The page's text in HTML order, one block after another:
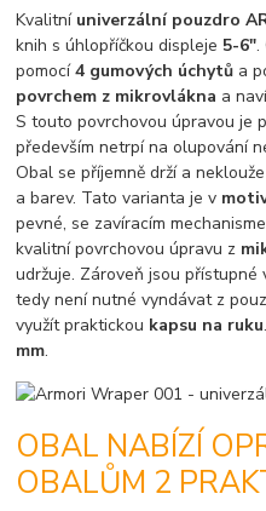
Kvalitní univerzální pouzdro
knih s úhlopříčkou displeje 5-6".
pomocí4 gumových úchytů a
povrchem z mikrovlákna a
S touto povrchovou úpravou je
především netrpí na olupování
Obal se příjemně drží a
a barev. Tato varianta je v
pevné, se zavíracím
kvalitní povrchovou úpravu z
udržuje. Zároveň jsou přístupné
tedy není nutné vyndávat z
využít praktickou kapsu na ruku
mm.
OBAL NABÍZÍ
OBALŮM 2